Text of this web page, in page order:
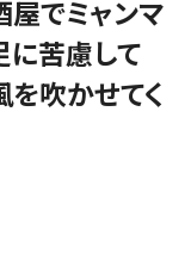
屋でミャンマ
に苦慮して
を吹かせてく